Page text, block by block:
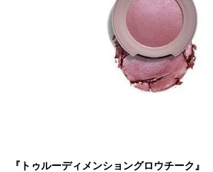
『トゥルーディメンショングロウチーク』